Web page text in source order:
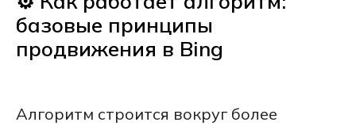
базовые принципы
продвижения в Bing
Алгоритм строится вокруг более